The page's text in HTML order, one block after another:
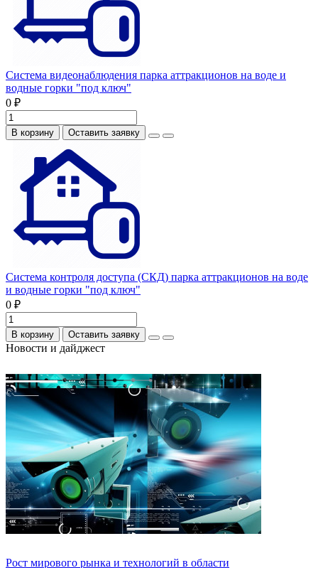
Система видеонаблюдения парка аттракционов на воде и
водные горки "под ключ"
0 ₽
В корзину Оставить заявку
Система контроля доступа (СКД) парка аттракционов на воде
и водные горки "под ключ"
0 ₽
В корзину Оставить заявку
Новости и дайджест
Рост мирового рынка и технологий в области